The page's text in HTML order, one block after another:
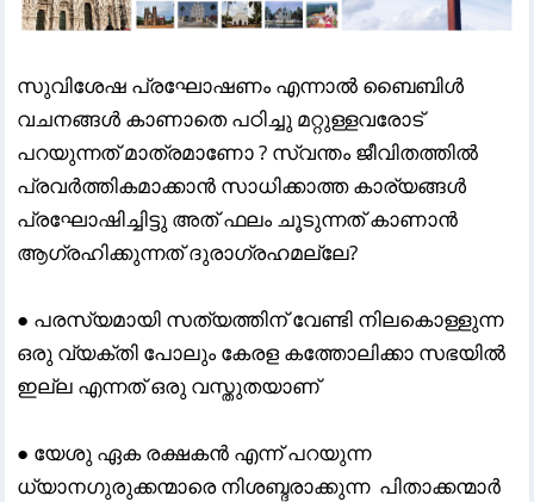
സുവിശേഷ പ്രഘോഷണം എന്നാൽ ബൈബിൾ
വചനങ്ങൾ കാണാതെ പഠിച്ചു മറ്റുള്ളവരോട്
പറയുന്നത് മാത്രമാണോ ? സ്വന്തം ജീവിതത്തിൽ
പ്രവർത്തികമാക്കാൻ സാധിക്കാത്ത കാര്യങ്ങൾ
പ്രഘോഷിച്ചിട്ടു അത് ഫലം ചൂടുന്നത് കാണാൻ
ആഗ്രഹിക്കുന്നത് ദുരാഗ്രഹമല്ലേ?
● പരസ്യമായി സത്യത്തിന് വേണ്ടി നിലകൊള്ളുന്ന
ഒരു വ്യക്തി പോലും കേരള കത്തോലിക്കാ സഭയിൽ
ഇല്ല എന്നത് ഒരു വസ്തുതയാണ്
● യേശു ഏക രക്ഷകൻ എന്ന് പറയുന്ന
ധ്യാനഗുരുക്കന്മാരെ നിശബ്ദരാക്കുന്ന പിതാക്കന്മാർ